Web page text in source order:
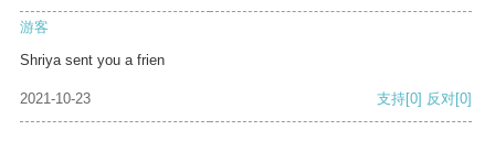
游客
Shriya sent you a frien
2021-10-23 支持[0] 反对[0]